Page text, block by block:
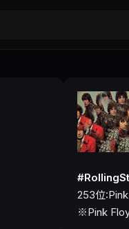
253位
※Pink